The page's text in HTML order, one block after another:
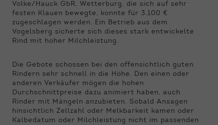
Volke/Hauck GbR, Wetterburg, die sich auf sehr
festen Klauen bewegte, konnte für 3.100 €
zugeschlagen werden. Ein Betrieb aus dem
Vogelsberg sicherte sich dieses stark entwickelte
Rind mit hoher Milchleistung.
Die Gebote schossen bei den offensichtlich guten
Rindern sehr schnell in die Höhe. Den einen oder
anderen Verkäufer mögen die hohen
Durchschnittpreise dazu animiert haben, auch
Rinder mit Mängeln anzubieten. Sobald Ansagen
hinsichtlich Zellzahl oder Melkbarkeit kamen oder
Kalbedatum oder Milchleistung nicht im passenden